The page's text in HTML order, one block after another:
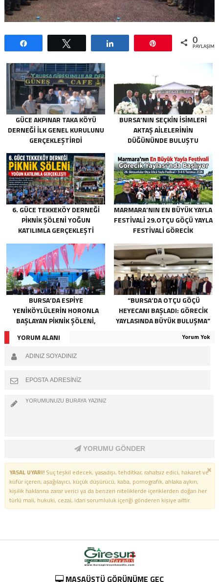
0
GÜCE AKPINAR TAKA KÖYÜ
DERNEĞI İLK GENEL KURULUNU
GERÇEKLEŞTIRDI
BURSA’NIN SEÇKIN İSIMLERI
AKTAŞ AILELERININ
DÜĞÜNÜNDE BULUŞTU
6. GÜCE TEKKEKÖY DERNEĞI
PIKNIK ŞÖLENI YOĞUN
KATILIMLA GERÇEKLEŞTI
MARMARA’NIN EN BÜYÜK YAYLA
FESTIVALI 29.OTÇU GÖÇÜ YAYLA
FESTIVALI GÖRECIK
BURSA’DA ESPIYE
YENIKÖYLÜLERIN HORONLA
BAŞLAYAN PIKNIK ŞÖLENI,
GELECEĞE ATILAN TEMELLERLE
TAÇLANDI
“BURSA’DA OTÇU GÖÇÜ
HEYECANI BAŞLADI: GÖRECIK
YAYLASINDA BÜYÜK BULUŞMA”
YORUM ALANI
Yorum Yok
YORUMU GÖNDER
YASAL UYARI!Suç teşkil edecek, yasadışı, tehditkar, rahatsız edici, hakaret ve
küfür içeren, aşağılayıcı, küçük düşürücü, kaba, pornografik, ahlaka aykırı,
kişilik haklarına zarar verici ya da benzeri niteliklerde içeriklerden doğan her
türlü mali, hukuki, cezai, idari sorumluluk içeriği gönderen kişiye aittir.
MASAÜSTÜ GÖRÜNÜME GEÇ